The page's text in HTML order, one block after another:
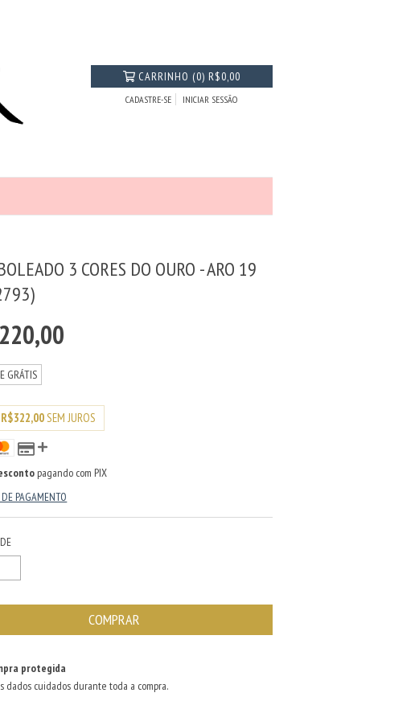
CARRINHO (0) R$0,00
CADASTRE-SE INICIAR SESSÃO
3 CORES DO OURO - ARO 19
GRÁTIS
R$322,00SEM JUROS
pagando com PIX
PAGAMENTO
protegida
dados cuidados durante toda a compra.